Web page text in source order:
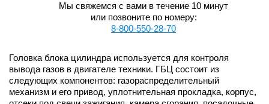
Мы свяжемся с вами в течение 10 минут
или позвоните по номеру:
8-800-550-28-70
Головка блока цилиндра используется для контроля
вывода газов в двигателе техники. ГБЦ состоит из
следующих компонентов: газораспределительный
механизм и его привод, уплотнительная прокладка, корпус,